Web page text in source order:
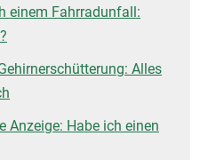
einem Fahrradunfall:
Alles
Anzeige: Habe ich einen